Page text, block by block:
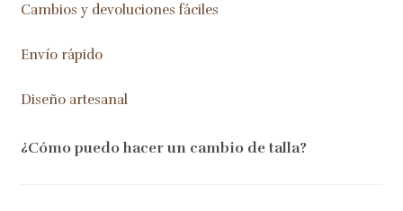
Cambios y devoluciones fáciles
Envío rápido
Diseño artesanal
¿Cómo puedo hacer un cambio de talla?